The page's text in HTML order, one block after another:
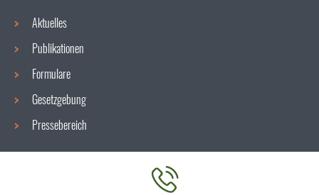
Aktuelles
Publikationen
Formulare
Gesetzgebung
Pressebereich